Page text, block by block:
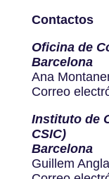
Contactos
Oficina de
Barcelona
Ana
Correo
Instituto de
CSIC)
Barcelona
Guillem